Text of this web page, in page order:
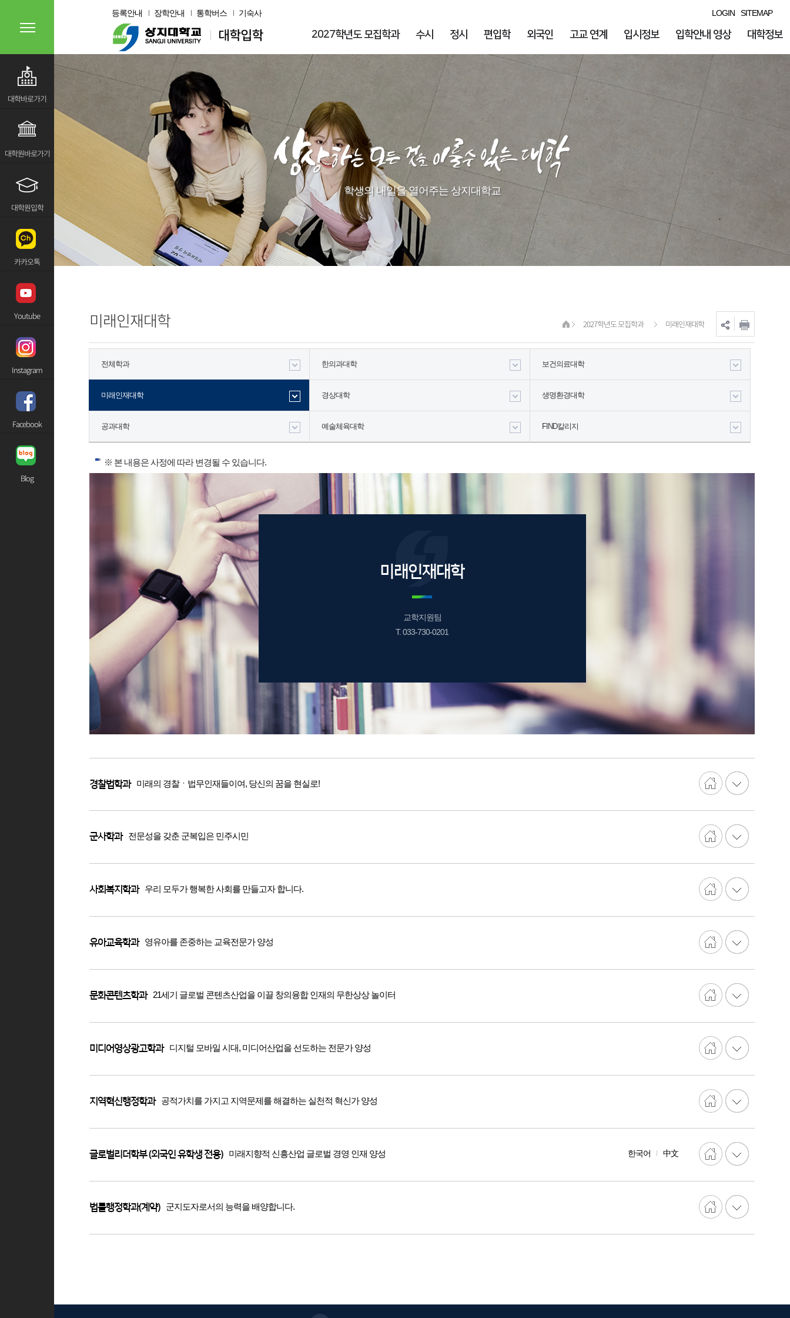
등록안내 장학안내 통학버스 기숙사 LOGIN SITEMAP
대학바로가기
대학원바로가기
대학원입학
카카오톡
Youtube
Instagram
Facebook
Blog
2027학년도 모집학과 수시 정시 편입학 외국인 고교 연계 입시정보 입학안내 영상 대학정보
학생의 내일을 열어주는 상지대학교​
미래인재대학 2027학년도 모집학과 미래인재대학
전체학과 한의과대학 보건의료대학
미래인재대학 경상대학 생명환경대학
공과대학 예술체육대학 FIND칼리지
※ 본 내용은 사정에 따라 변경될 수 있습니다.
미래인재대학
교학지원팀
T. 033-730-0201
경찰법학과 미래의 경찰ㆍ법무인재들이여, 당신의 꿈을 현실로!
군사학과 전문성을 갖춘 군복입은 민주시민
사회복지학과 우리 모두가 행복한 사회를 만들고자 합니다.
유아교육학과 영유아를 존중하는 교육전문가 양성
문화콘텐츠학과 21세기 글로벌 콘텐츠산업을 이끌 창의융합 인재의 무한상상 놀이터
미디어영상광고학과 디지털 모바일 시대, 미디어산업을 선도하는 전문가 양성
지역혁신행정학과 공적가치를 가지고 지역문제를 해결하는 실천적 혁신가 양성
글로벌리더학부 (외국인 유학생 전용) 미래지향적 신흥산업 글로벌 경영 인재 양성 한국어 中文
법률행정학과(계약) 군지도자로서의 능력을 배양합니다.